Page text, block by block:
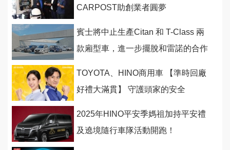
CARPOST助創業者圓夢
賓士將中止生產Citan 和 T-Class 兩
款廂型車，進一步擺脫和雷諾的合作
TOYOTA、HINO商用車 【準時回廠
好禮大滿貫】 守護頭家的安全
2025年HINO平安季媽祖加持平安禮
及遶境隨行車隊活動開跑！